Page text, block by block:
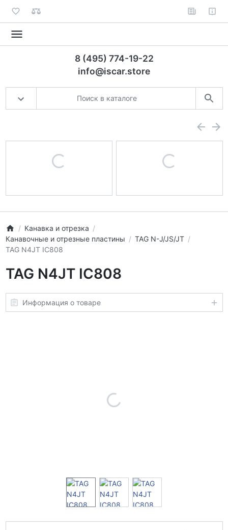
8 (495) 774-19-22
info@iscar.store
Канавка и отрезка
Канавочные и отрезные пластины
TAG N-J/JS/JT
TAG N4JT IC808
TAG N4JT IC808
Информация о товаре